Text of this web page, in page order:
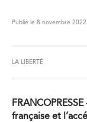
Publié le 8 novembre 2022
LA LIBERTÉ
FRANCOPRESSE
française et l ’a